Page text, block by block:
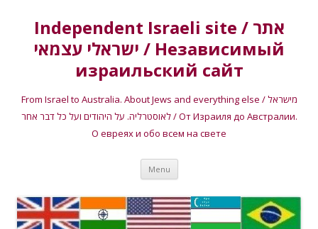
Independent Israeli site / אתר
ישראלי עצמאי / Независимый
израильский сайт
From Israel to Australia. About Jews and everything else / מישראל
לאוסטרליה. על היהודים ועל כל דבר אחר / От Израиля до Австралии.
О евреях и обо всем на свете
Menu Skip
content